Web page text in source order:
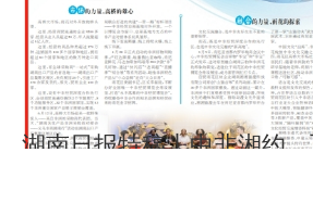
湖南日报特稿丨中非湘约